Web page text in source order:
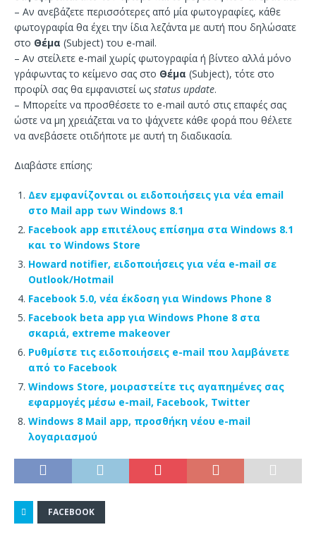
– Αν ανεβάζετε περισσότερες από μία φωτογραφίες, κάθε
φωτογραφία θα έχει την ίδια λεζάντα με αυτή που δηλώσατε
στο Θέμα (Subject) του e-mail.
– Αν στείλετε e-mail χωρίς φωτογραφία ή βίντεο αλλά μόνο
γράφωντας το κείμενο σας στο Θέμα (Subject), τότε στο
προφίλ σας θα εμφανιστεί ως status update.
– Μπορείτε να προσθέσετε το e-mail αυτό στις επαφές σας
ώστε να μη χρειάζεται να το ψάχνετε κάθε φορά που θέλετε
να ανεβάσετε οτιδήποτε με αυτή τη διαδικασία.
Διαβάστε επίσης:
Δεν εμφανίζονται οι ειδοποιήσεις για νέα email
στο Mail app των Windows 8.1
Facebook app επιτέλους επίσημα στα Windows 8.1
και το Windows Store
Howard notifier, ειδοποιήσεις για νέα e-mail σε
Outlook/Hotmail
Facebook 5.0, νέα έκδοση για Windows Phone 8
Facebook beta app για Windows Phone 8 στα
σκαριά, extreme makeover
Ρυθμίστε τις ειδοποιήσεις e-mail που λαμβάνετε
από το Facebook
Windows Store, μοιραστείτε τις αγαπημένες σας
εφαρμογές μέσω e-mail, Facebook, Twitter
Windows 8 Mail app, προσθήκη νέου e-mail
λογαριασμού
FACEBOOK